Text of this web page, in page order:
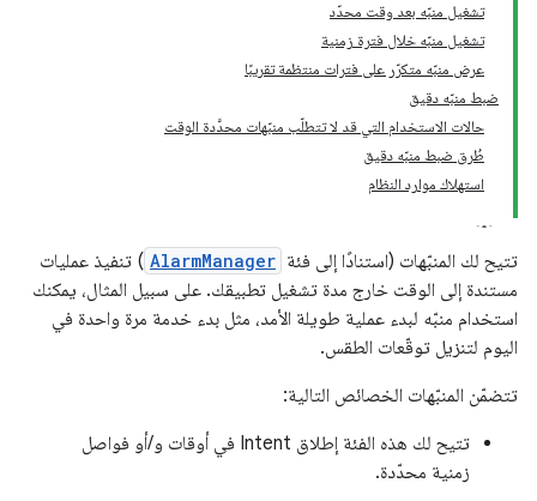
تشغيل منبّه بعد وقت محدّد
تشغيل منبّه خلال فترة زمنية
عرض منبّه متكرّر على فترات منتظمة تقريبًا
ضبط منبّه دقيق
حالات الاستخدام التي قد لا تتطلّب منبّهات محدَّدة الوقت
طُرق ضبط منبّه دقيق
استهلاك موارد النظام
تتيح لك المنبّهات (استنادًا إلى فئة AlarmManager ) تنفيذ عمليات
مستندة إلى الوقت خارج مدة تشغيل تطبيقك. على سبيل المثال، يمكنك
استخدام منبّه لبدء عملية طويلة الأمد، مثل بدء خدمة مرة واحدة في
اليوم لتنزيل توقّعات الطقس.
تتضمّن المنبّهات الخصائص التالية:
تتيح لك هذه الفئة إطلاق Intent في أوقات و/أو فواصل
زمنية محدّدة.